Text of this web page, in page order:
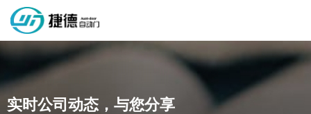
深圳市捷德自动门有限公司，专业从事自动门工业门类产品的生产
制作销售和安装的企业，欢迎咨询！
实时公司动态，与您分享